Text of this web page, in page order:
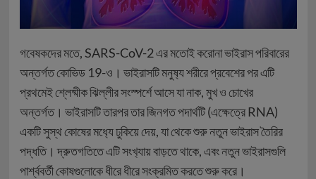
গবেষকদের মতে, SARS-CoV-2 এর মতোই করোনা ভাইরাস পরিবারের
অন্তর্গত কোভিড 19-ও। ভাইরাসটি মনুষ‍্য শরীরে প্রবেশের পর এটি
প্রথমেই শ্লেষ্মীক ঝিল্লীর সংস্পর্শে আসে যা নাক, মুখ ও চোখের
অন্তর্গত। ভাইরাসটি তারপর তার জিনগত পদার্থটি (এক্ষেত্রে RNA)
একটি সুস্থ কোষের মধ‍্যে ঢুকিয়ে দেয়, যা থেকে শুরু নতুন ভাইরাস তৈরির
পদ্ধতি। দ্রুতগতিতে এটি সংখ‍্যায় বাড়তে থাকে, এবং নতুন ভাইরাসগুলি
পার্শ্ববর্তী কোষগুলোকে ধীরে ধীরে সংক্রমিত করতে শুরু করে।